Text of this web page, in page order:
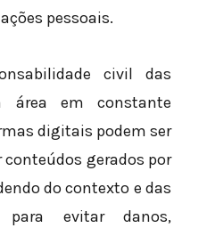
pessoais.
civil das
área em constante
digitais podem ser
gerados por
do contexto e das
para evitar danos,